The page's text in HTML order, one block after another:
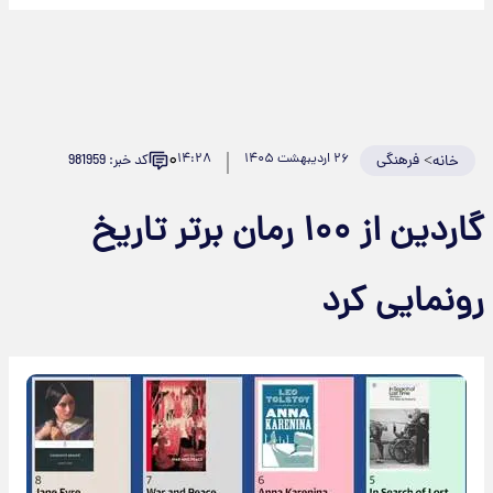
خانه>فرهنگی ۲۶ اردیبهشت ۱۴۰۵ ۱۴:۲۸۰ کد خبر: 981959
گاردین از ۱۰۰ رمان برتر تاریخ
کرد